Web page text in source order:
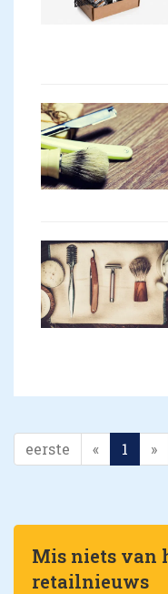
eerste « 1 »
Mis niets van
retailnieuws